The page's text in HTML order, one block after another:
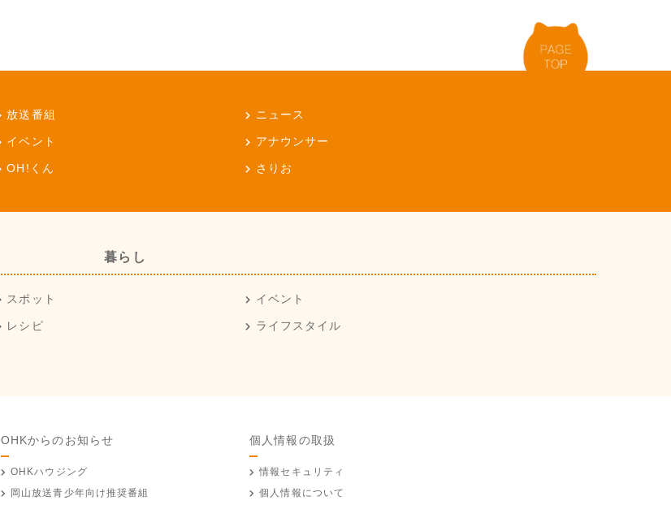
放送番組 ニュース
イベント アナウンサー
OH!くん さりお
暮らし
スポット イベント
レシピ ライフスタイル
OHKからのお知らせ
OHKハウジング
岡山放送青少年向け推奨番組
個人情報の取扱
情報セキュリティ
個人情報について